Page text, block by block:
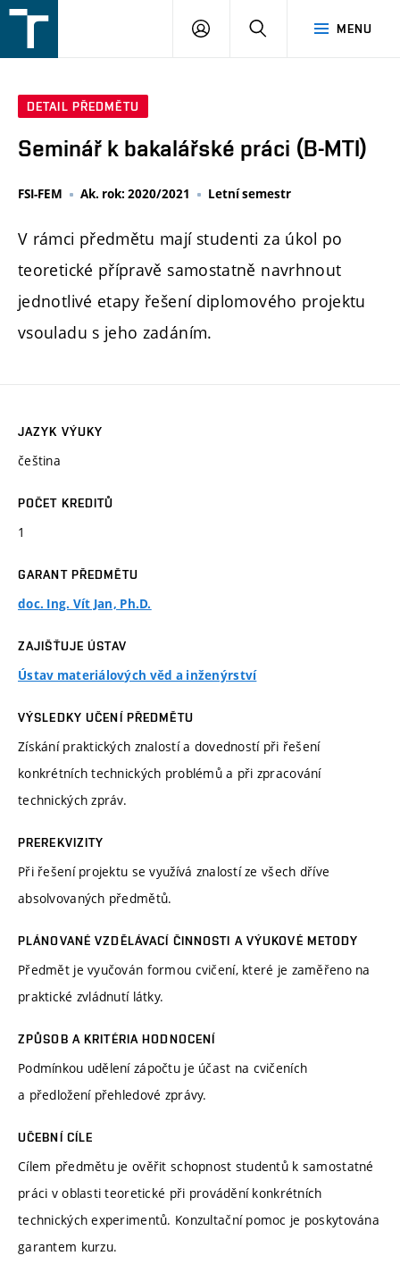
v
MENU
PŘIHLÁŠENÍ
DETAIL PŘEDMĚTU
Seminář k bakalářské práci (B-MTI)
FSI-FEM Ak. rok: 2020/2021 Letní semestr
V rámci předmětu mají studenti za úkol po
teoretické přípravě samostatně navrhnout
jednotlivé etapy řešení diplomového projektu
vsouladu s jeho zadáním.
JAZYK VÝUKY
čeština
POČET KREDITŮ
1
GARANT PŘEDMĚTU
doc. Ing. Vít Jan, Ph.D.
ZAJIŠŤUJE ÚSTAV
Ústav materiálových věd a inženýrství
VÝSLEDKY UČENÍ PŘEDMĚTU
Získání praktických znalostí a dovedností při řešení
konkrétních technických problémů a při zpracování
technických zpráv.
PREREKVIZITY
Při řešení projektu se využívá znalostí ze všech dříve
absolvovaných předmětů.
PLÁNOVANÉ VZDĚLÁVACÍ ČINNOSTI A VÝUKOVÉ METODY
Předmět je vyučován formou cvičení, které je zaměřeno na
praktické zvládnutí látky.
ZPŮSOB A KRITÉRIA HODNOCENÍ
Podmínkou udělení zápočtu je účast na cvičeních
a předložení přehledové zprávy.
UČEBNÍ CÍLE
Cílem předmětu je ověřit schopnost studentů k samostatné
práci v oblasti teoretické při provádění konkrétních
technických experimentů. Konzultační pomoc je poskytována
garantem kurzu.